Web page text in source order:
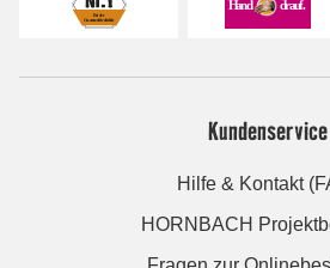
Kundenservice
Hilfe & Kontakt
HORNBACH